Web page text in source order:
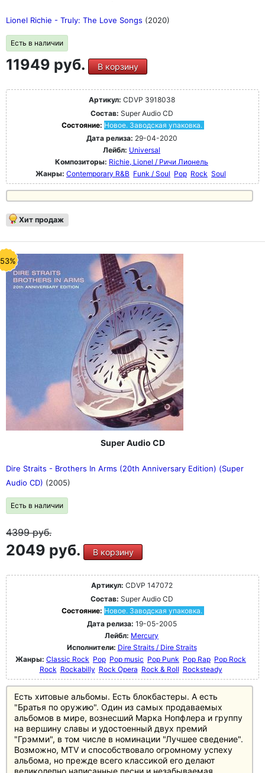
Lionel Richie - Truly: The Love Songs (2020)
Есть в наличии
11949 руб. В корзину
Артикул: CDVP 3918038
Состав: Super Audio CD
Состояние: Новое. Заводская упаковка.
Дата релиза: 29-04-2020
Лейбл: Universal
Композиторы: Richie, Lionel / Ричи Лионель
Жанры: Contemporary R&B Funk / Soul Pop Rock Soul
Хит продаж
Super Audio CD
Dire Straits - Brothers In Arms (20th Anniversary Edition) (Super
Audio CD) (2005)
Есть в наличии
4399руб.
2049 руб. В корзину
Артикул: CDVP 147072
Состав: Super Audio CD
Состояние: Новое. Заводская упаковка.
Дата релиза: 19-05-2005
Лейбл: Mercury
Исполнители: Dire Straits / Dire Straits
Жанры: Classic Rock Pop Pop music Pop Punk Pop Rap Pop Rock
Rock Rockabilly Rock Opera Rock & Roll Rocksteady
Есть хитовые альбомы. Есть блокбастеры. А есть
"Братья по оружию". Один из самых продаваемых
альбомов в мире, вознесший Марка Нопфлера и группу
на вершину славы и удостоенный двух премий
"Грэмми", в том числе в номинации "Лучшее сведение".
Возможно, MTV и способствовало огромному успеху
альбома, но прежде всего классикой его делают
великолепно написанные песни и незабываемая